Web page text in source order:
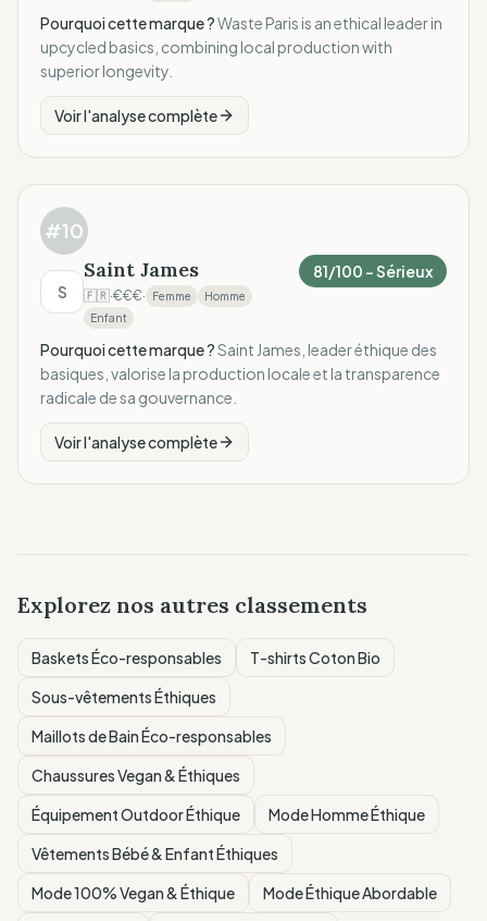
Pourquoi cette marque ?Waste Paris is an ethical leader in
upcycled basics, combining local production with
superior longevity.
Voir l'analyse complète
#10
S
Saint James
🇫🇷·€€€· Femme
Homme
Enfant
81/100 –Sérieux
Pourquoi cette marque ?Saint James, leader éthique des
basiques, valorise la production locale et la transparence
radicale de sa gouvernance.
Voir l'analyse complète
Explorez nos autres classements
Baskets Éco-responsables
T-shirts Coton Bio
Sous-vêtements Éthiques
Maillots de Bain Éco-responsables
Chaussures Vegan & Éthiques
Équipement Outdoor Éthique
Mode Homme Éthique
Vêtements Bébé & Enfant Éthiques
Mode 100% Vegan & Éthique
Mode Éthique Abordable